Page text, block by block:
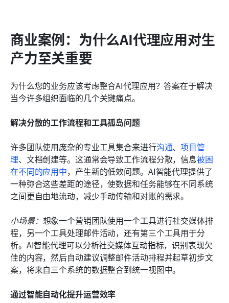
商业案例：为什么AI代理应用对生
产力至关重要
为什么您的业务应该考虑整合AI代理应用？答案在于解决
当今许多组织面临的几个关键痛点。
解决分散的工作流程和工具孤岛问题
许多团队使用庞杂的专业工具集合来进行沟通、项目管
理、文档创建等。这通常会导致工作流程分散，信息被困
在不同的应用中，产生新的低效问题。AI智能代理提供了
一种弥合这些差距的途径，使数据和任务能够在不同系统
之间更自由地流动，减少手动传输和对账的需求。
小场景： 想象一个营销团队使用一个工具进行社交媒体排
程，另一个工具处理邮件活动，还有第三个工具用于分
析。AI智能代理可以分析社交媒体互动指标，识别表现欠
佳的内容，然后自动建议调整邮件活动排程并起草初步文
案，将来自三个系统的数据整合到统一视图中。
通过智能自动化提升运营效率